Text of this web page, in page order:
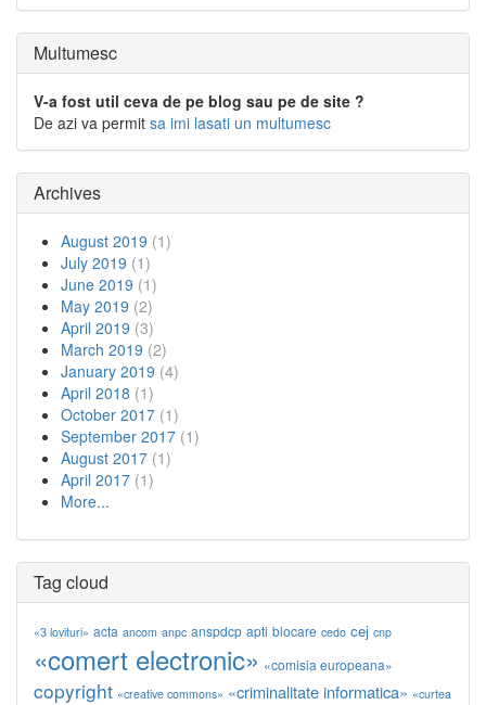
Multumesc
V-a fost util ceva de pe blog sau pe de site ?
De azi va permit sa imi lasati un multumesc
Archives
August 2019 (1)
July 2019 (1)
June 2019 (1)
May 2019 (2)
April 2019 (3)
March 2019 (2)
January 2019 (4)
April 2018 (1)
October 2017 (1)
September 2017 (1)
August 2017 (1)
April 2017 (1)
More...
Tag cloud
«3 lovituri» acta ancom anpc anspdcp apti blocare cedo cej cnp
«comert electronic» «comisia europeana»
copyright «creative commons» «criminalitate informatica» «curtea